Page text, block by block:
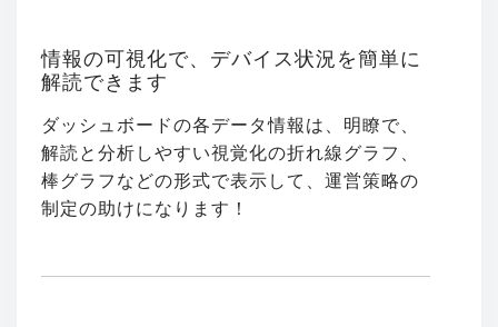
情報の可視化で、デバイス状況を簡単に
解読できます
ダッシュボードの各データ情報は、明瞭で、
解読と分析しやすい視覚化の折れ線グラフ、
棒グラフなどの形式で表示して、運営策略の
制定の助けになります！